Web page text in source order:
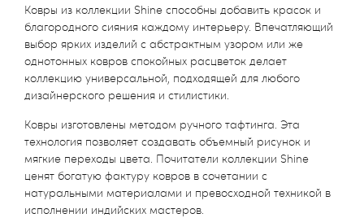
Ковры из коллекции Shine способны добавить красок и
благородного сияния каждому интерьеру. Впечатляющий
выбор ярких изделий с абстрактным узором или же
однотонных ковров спокойных расцветок делает
коллекцию универсальной, подходящей для любого
дизайнерского решения и стилистики.
Ковры изготовлены методом ручного тафтинга. Эта
технология позволяет создавать объемный рисунок и
мягкие переходы цвета. Почитатели коллекции Shine
ценят богатую фактуру ковров в сочетании с
натуральными материалами и превосходной техникой в
исполнении индийских мастеров.